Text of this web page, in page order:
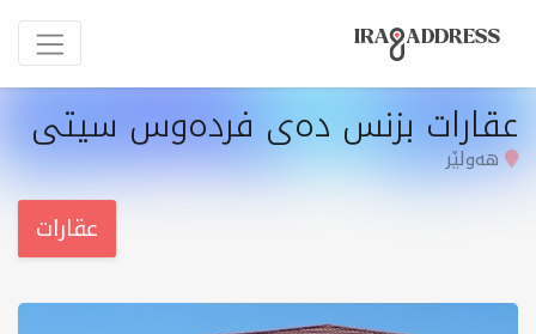
عقارات بزنس دەی فردەوس سیتی
هەولێر
عقارات